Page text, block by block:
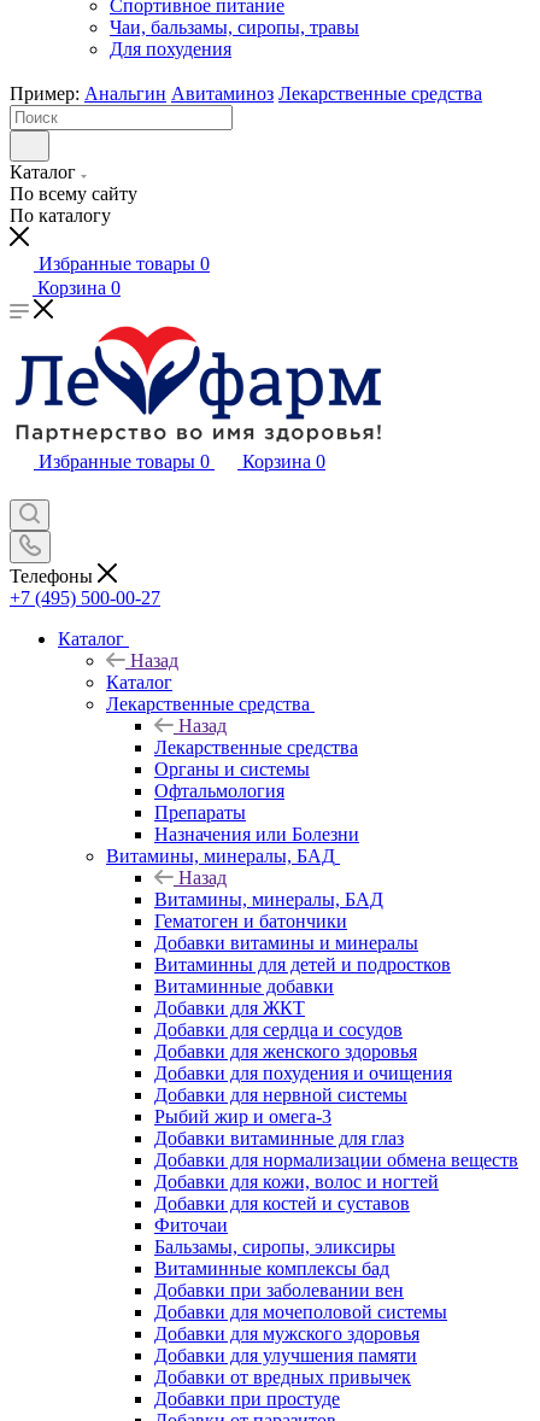
Спортивное питание
Чаи, бальзамы, сиропы, травы
Для похудения
Пример: Анальгин Авитаминоз Лекарственные средства
Каталог
По всему сайту
По каталогу
Избранные товары 0
Корзина 0
Избранные товары 0 Корзина 0
Телефоны
+7 (495) 500-00-27
Каталог
Назад
Каталог
Лекарственные средства
Назад
Лекарственные средства
Органы и системы
Офтальмология
Препараты
Назначения или Болезни
Витамины, минералы, БАД
Назад
Витамины, минералы, БАД
Гематоген и батончики
Добавки витамины и минералы
Витаминны для детей и подростков
Витаминные добавки
Добавки для ЖКТ
Добавки для сердца и сосудов
Добавки для женского здоровья
Добавки для похудения и очищения
Добавки для нервной системы
Рыбий жир и омега-3
Добавки витаминные для глаз
Добавки для нормализации обмена веществ
Добавки для кожи, волос и ногтей
Добавки для костей и суставов
Фиточаи
Бальзамы, сиропы, эликсиры
Витаминные комплексы бад
Добавки при заболевании вен
Добавки для мочеполовой системы
Добавки для мужского здоровья
Добавки для улучшения памяти
Добавки от вредных привычек
Добавки при простуде